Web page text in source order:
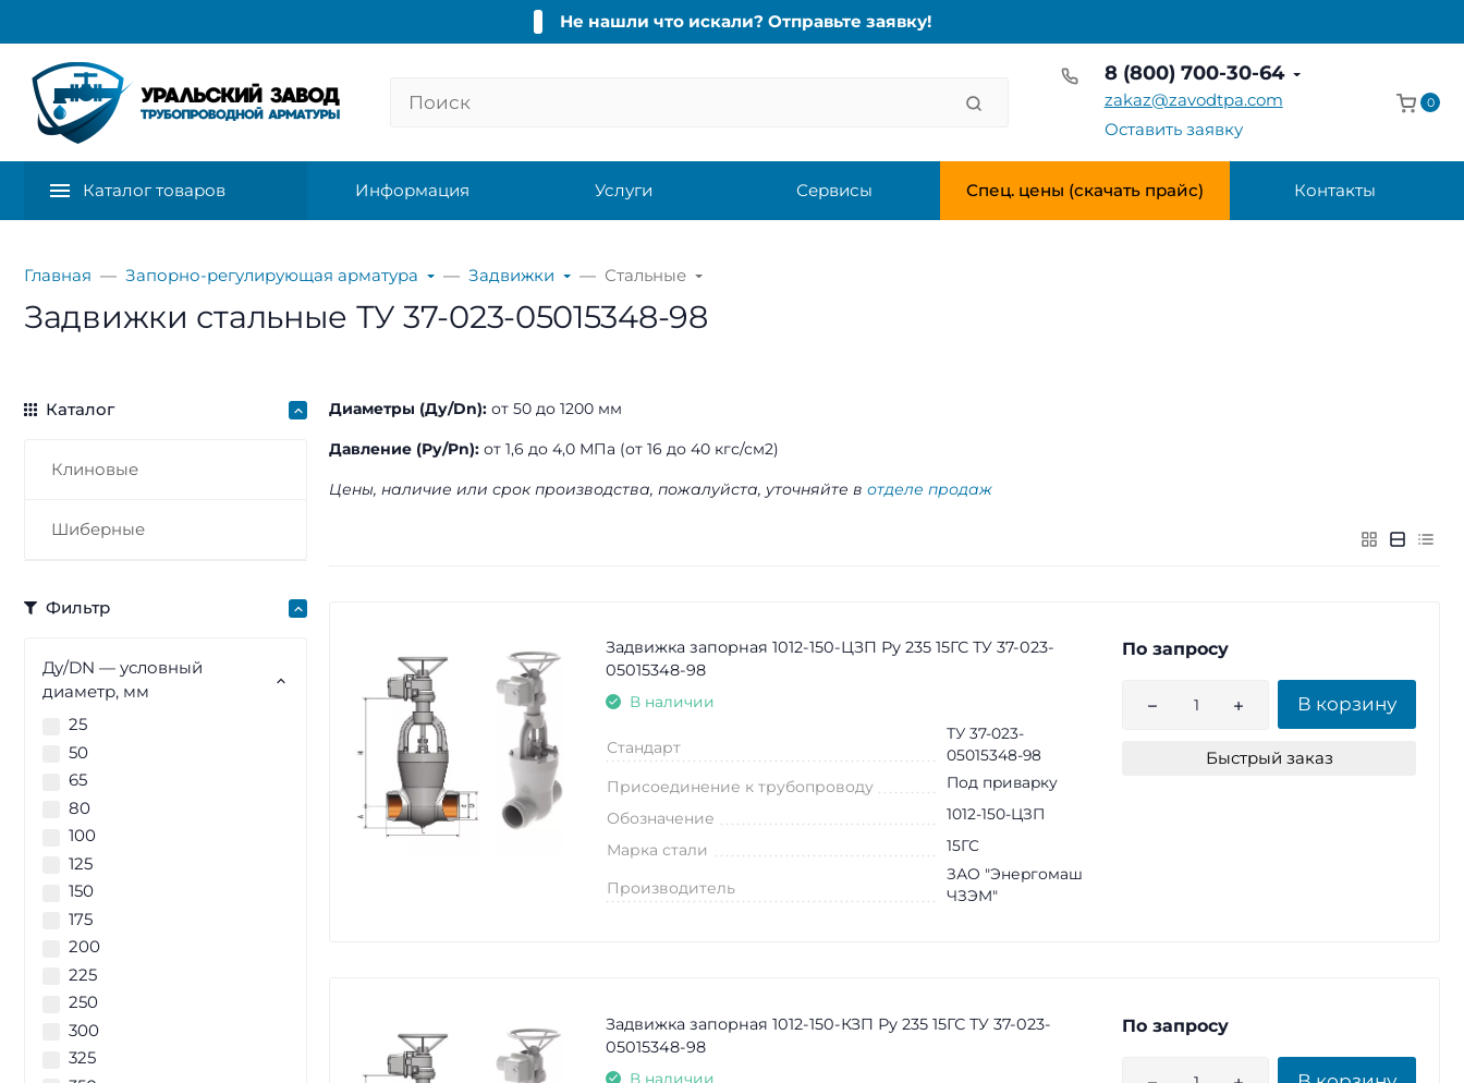
Не нашли что искали? Отправьте заявку!
8 (800) 700-30-64
zakaz@zavodtpa.com
Оставить заявку
0
Каталог товаров Информация Услуги Сервисы Спец. цены (скачать прайс) Контакты
Главная Запорно-регулирующая арматура Задвижки Стальные
Задвижки стальные ТУ 37-023-05015348-98
Каталог
Клиновые
Шиберные
Фильтр
Ду/DN — условный
диаметр, мм
25
50
65
80
100
125
150
175
200
225
250
300
325
Диаметры (Ду/Dn): от 50 до 1200 мм
Давление (Ру/Pn): от 1,6 до 4,0 МПа (от 16 до 40 кгс/см2)
Цены, наличие или срок производства, пожалуйста, уточняйте в отделе продаж
Задвижка запорная 1012-150-ЦЗП Ру 235 15ГС ТУ 37-023-
05015348-98
В наличии
Стандарт
ТУ 37-023-
05015348-98
Присоединение к трубопроводу Под приварку
Обозначение 1012-150-ЦЗП
Марка стали 15ГС
Производитель
ЗАО "Энергомаш
ЧЗЭМ"
По запросу
В корзину
Быстрый заказ
Задвижка запорная 1012-150-КЗП Ру 235 15ГС ТУ 37-023-
05015348-98
В наличии
По запросу